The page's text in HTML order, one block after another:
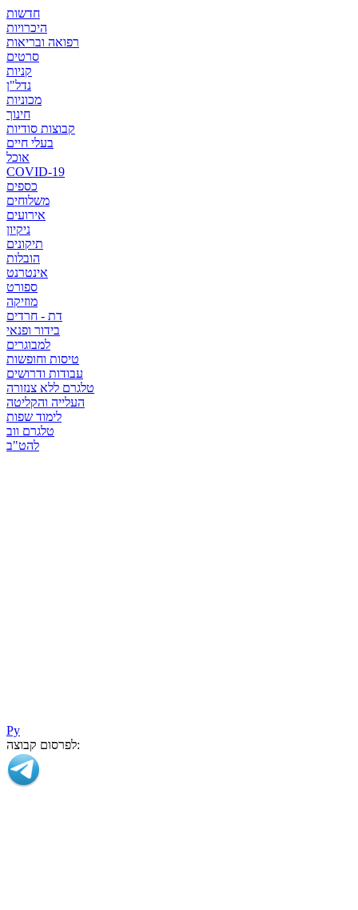
חדשות
היכרויות
רפואה ובריאות
סרטים
קניות
נדל"ן
מכוניות
חינוך
קבוצות סודיות
בעלי חיים
אוכל
COVID-19
כספים
משלוחים
אירועים
ניקיון
תיקונים
הובלות
אינטרנט
ספורט
מוזיקה
דת - חרדים
בידור ופנאי
למבוגרים
טיסות וחופשות
עבודות ודרושים
טלגרם ללא צנזורה
העלייה והקליטה
לימוד שפות
טלגרם ווב
להט"ב
Ру
לפרסום קבוצה: